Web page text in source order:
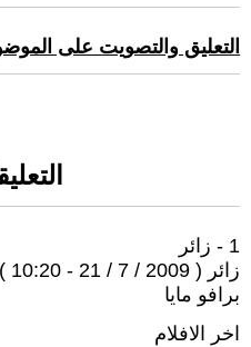
التعليق والتصويت على
1 - زائر
زائر ( 2009 / 7 / 21 - 10:20 )
برافو مايا
اخر الافلام